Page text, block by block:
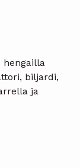
biljardi,
ja